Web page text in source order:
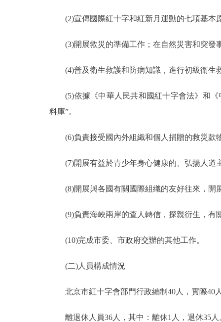
走進北京
北京概況
DEUTSCH
ESPAÑOL
ITALIANO
(2)宣傳國際紅十字和紅新月運動的七項基本
(3)開展救災的準備工作；在自然災害和突發
(4)普及衛生救護和防病知識，進行初級衛生
(5)依據《中華人民共和國紅十字會法》和《
料庫”。
(6)負責接受國內外組織和個人捐贈的救災款
(7)開展有益於青少年身心健康的、弘揚人道
(8)開展與各國有關國際組織的友好往來，開
(9)負責海峽兩岸的查人轉信，探親衍生，有
(10)完成市委、市政府交辦的其他工作。
(二)人員構成情況
北京市紅十字會部門行政編制40人，實際40
離退休人員36人，其中：離休1人，退休35人